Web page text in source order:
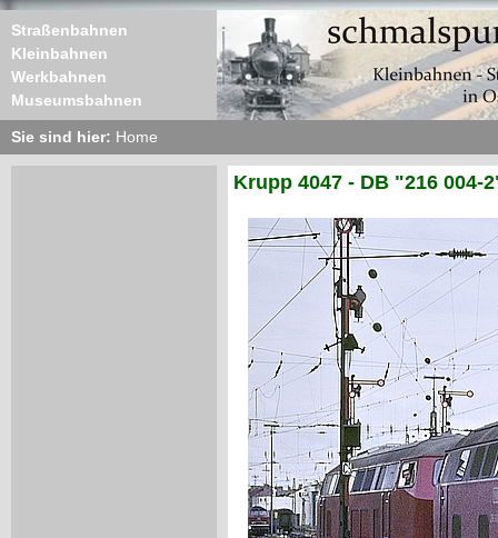
Straßenbahnen
Kleinbahnen
Werkbahnen
Museumsbahnen
Sie sind hier: Home
Krupp 4047 - DB "216 004-